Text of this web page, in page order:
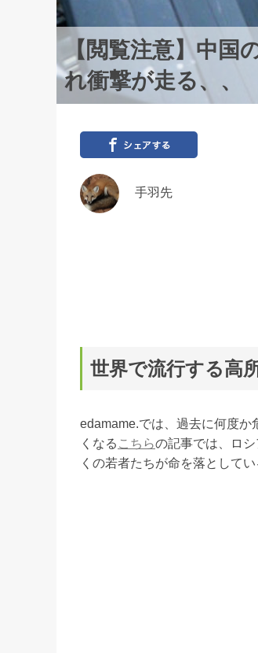
【閲覧注意】中国
れ衝撃が走る、、
手羽先
世界で流行する高
edamame.では、過去に何度
くなる こちらの記事では、ロ
くの若者たちが命を落として